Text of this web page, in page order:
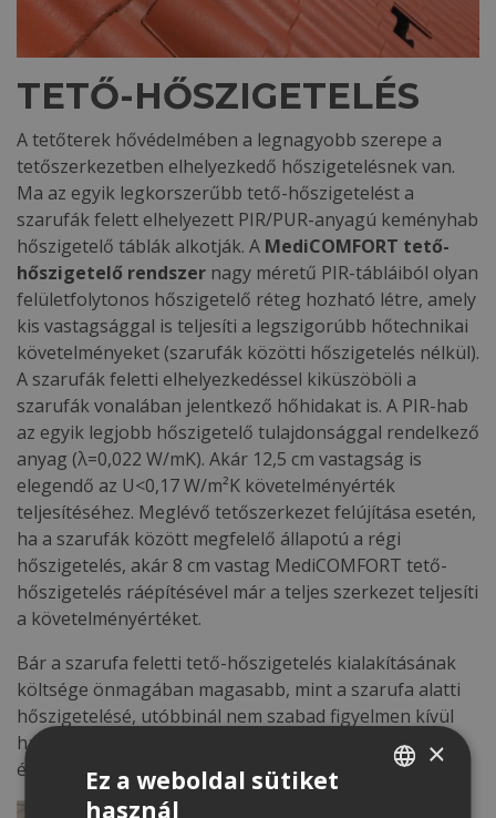
TETŐ-HŐSZIGETELÉS
A tetőterek hővédelmében a legnagyobb szerepe a
tetőszerkezetben elhelyezkedő hőszigetelésnek van.
Ma az egyik legkorszerűbb tető-hőszigetelést a
szarufák felett elhelyezett PIR/PUR-anyagú keményhab
hőszigetelő táblák alkotják. A MediCOMFORT tető-
hőszigetelő rendszer nagy méretű PIR-tábláiból olyan
felületfolytonos hőszigetelő réteg hozható létre, amely
kis vastagsággal is teljesíti a legszigorúbb hőtechnikai
követelményeket (szarufák közötti hőszigetelés nélkül).
A szarufák feletti elhelyezkedéssel kiküszöböli a
szarufák vonalában jelentkező hőhidakat is. A PIR-hab
az egyik legjobb hőszigetelő tulajdonsággal rendelkező
anyag (λ=0,022 W/mK). Akár 12,5 cm vastagság is
elegendő az U<0,17 W/m²K követelményérték
teljesítéséhez. Meglévő tetőszerkezet felújítása esetén,
ha a szarufák között megfelelő állapotú a régi
hőszigetelés, akár 8 cm vastag MediCOMFORT tető-
hőszigetelés ráépítésével már a teljes szerkezet teljesíti
a követelményértéket.
Bár a szarufa feletti tető-hőszigetelés kialakításának
költsége önmagában magasabb, mint a szarufa alatti
hőszigetelésé, utóbbinál nem szabad figyelmen kívül
hagyni a hasznos alapterület csökkentéséből adódó
értékvesztést!
×
Ez a weboldal sütiket
használ